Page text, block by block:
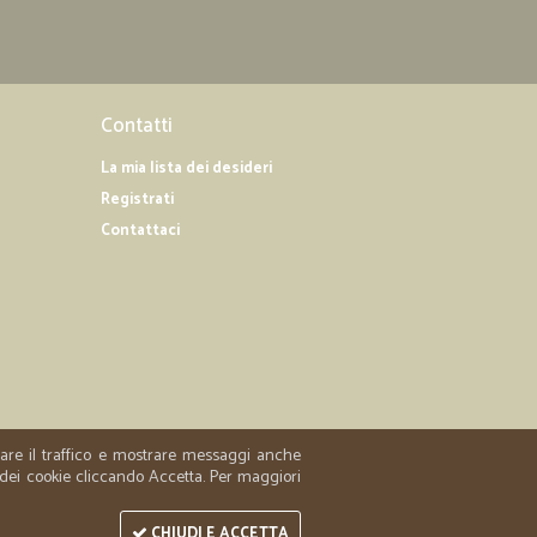
ho messo 5 giorni perché il sito era sempre in
apprezzo la rapidità della consegna
ciò che ordini,Peccato che nel mio caso il
Cicalia.In ritardo..cause non credibili tipo indirizzo
ho ricevuto le uova di Pasqua 3 GG dopo
Contatti
La mia lista dei desideri
Registrati
Contattaci
il traffico e mostrare messaggi anche
cookie cliccando Accetta. Per maggiori